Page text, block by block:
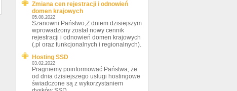
Zmiana cen rejestracji i odnowień
domen krajowych
05.08.2022
Szanowni Państwo,Z dniem dzisiejszym
wprowadzony został nowy cennik
rejestracji i odnowień domen krajowych
(.pl oraz funkcjonalnych i regionalnych).
Hosting SSD
03.02.2022
Pragniemy poinformować Państwa, że
od dnia dzisiejszego usługi hostingowe
świadczone są z wykorzystaniem